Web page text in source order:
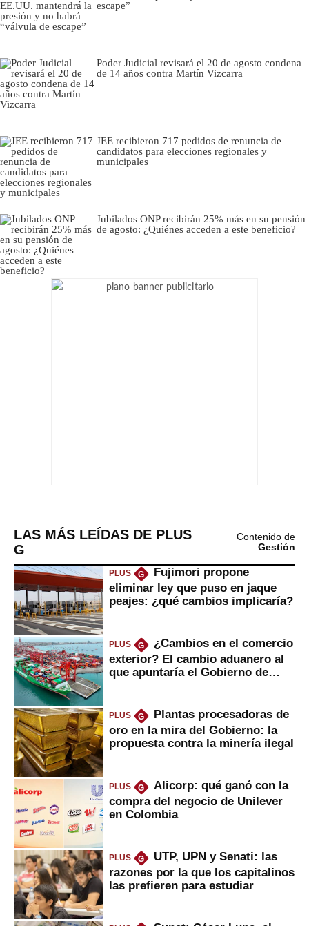
escape”
Poder Judicial revisará el 20 de agosto condena
de 14 años contra Martín Vizcarra
JEE recibieron 717 pedidos de renuncia de
candidatos para elecciones regionales y
municipales
Jubilados ONP recibirán 25% más en su pensión
de agosto: ¿Quiénes acceden a este beneficio?
LAS MÁS LEÍDAS DE PLUS
G
Contenido de
Gestión
PLUS G
Fujimori propone
eliminar ley que puso en jaque
peajes: ¿qué cambios implicaría?
PLUS G
¿Cambios en el comercio
exterior? El cambio aduanero al
que apuntaría el Gobierno de
PLUS G
Plantas procesadoras de
oro en la mira del Gobierno: la
propuesta contra la minería ilegal
PLUS G
Alicorp: qué ganó con la
compra del negocio de Unilever
en Colombia
PLUS G
UTP, UPN y Senati: las
razones por la que los capitalinos
las prefieren para estudiar